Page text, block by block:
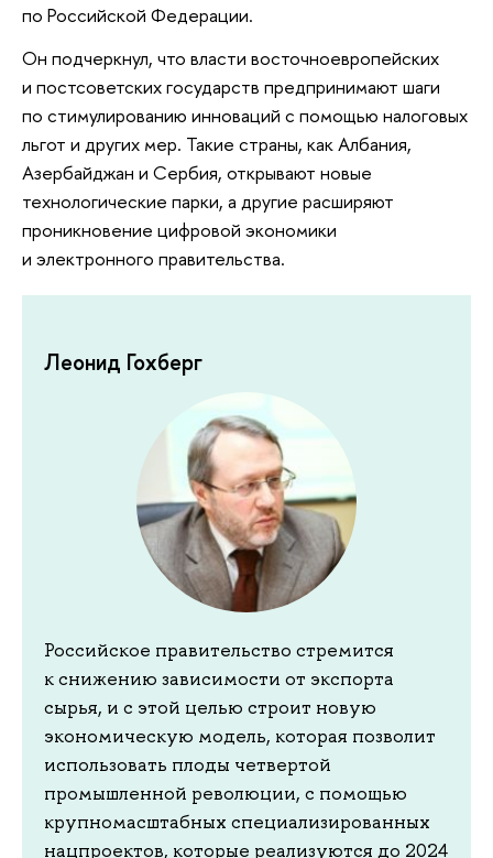
по Российской Федерации.
Он подчеркнул, что власти восточноевропейских
и постсоветских государств предпринимают шаги
по стимулированию инноваций с помощью налоговых
льгот и других мер. Такие страны, как Албания,
Азербайджан и Сербия, открывают новые
технологические парки, а другие расширяют
проникновение цифровой экономики
и электронного правительства.
Леонид Гохберг
Российское правительство стремится
к снижению зависимости от экспорта
сырья, и с этой целью строит новую
экономическую модель, которая позволит
использовать плоды четвертой
промышленной революции, с помощью
крупномасштабных специализированных
нацпроектов, которые реализуются до 2024